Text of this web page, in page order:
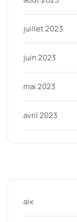
juillet 2023
juin 2023
mai 2023
avril 2023
aix